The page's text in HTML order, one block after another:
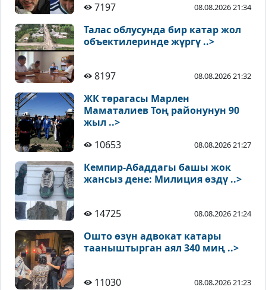
7197 08.08.2026 21:34
Талас облусунда бир катар жол
объектилеринде жүргү ..>
8197 08.08.2026 21:32
ЖК төрагасы Марлен
Маматалиев Тоң районунун 90
жыл ..>
10653
08.08.2026 21:27
Кемпир-Абаддагы башы жок
жансыз дене: Милиция өздү ..>
14725 08.08.2026 21:24
Ошто өзүн адвокат катары
тааныштырган аял 340 миң ..>
11030 08.08.2026 21:23